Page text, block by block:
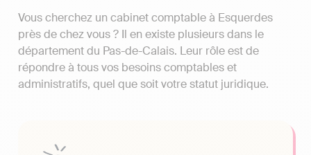
Vous cherchez un cabinet comptable à Esquerdes
près de chez vous ? Il en existe plusieurs dans le
département du Pas-de-Calais. Leur rôle est de
répondre à tous vos besoins comptables et
administratifs, quel que soit votre statut juridique.